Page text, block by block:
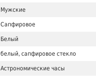
Мужские
Сапфировое
Белый
белый, cапфировое стекло
Астрономические часы